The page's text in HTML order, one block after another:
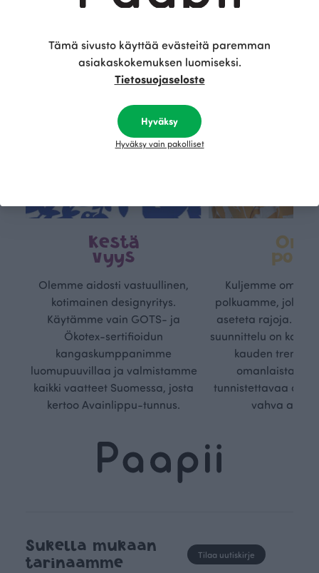
Kestä
vyys
Olemme aidosti vastuullinen,
kotimainen designyritys.
Käytämme vain GOTS- ja
Ökotex-sertifioidun
kangaskumppanimme
luomupuuvillaa ja valmistamme
kaikki vaatteet Suomessa, josta
kertoo Avainlippu-tunnus.
Oma
Kuljemme omaa,
polkuamme, jolla
aseteta rajoja.
suunnittelu on
kauden
omanlaista,
tunnistettavaa
vahva
Sukella mukaan
tarinaamme
Tilaa uutiskirje
Tämä sivusto käyttää evästeitä paremman
asiakaskokemuksen luomiseksi.
Tietosuojaseloste
Hyväksy
Hyväksy vain pakolliset